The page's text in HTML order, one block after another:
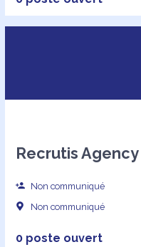
Recrutis Agency
Non communiqué
Non communiqué
0 poste ouvert